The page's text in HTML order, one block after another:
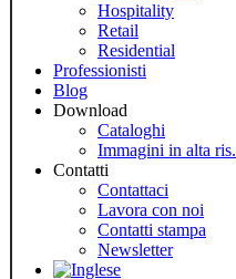
Hospitality
Retail
Residential
Professionisti
Blog
Download
Cataloghi
Immagini in alta ris.
Contatti
Contattaci
Lavora con noi
Contatti stampa
Newsletter